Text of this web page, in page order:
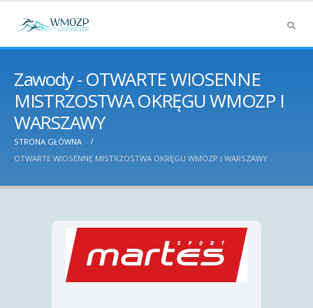
Zawody - OTWARTE WIOSENNE
MISTRZOSTWA OKRĘGU WMOZP I
WARSZAWY
STRONA GŁÓWNA
OTWARTE WIOSENNE MISTRZOSTWA OKRĘGU WMOZP I WARSZAWY